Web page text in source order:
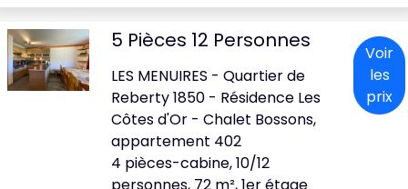
5 Pièces 12 Personnes
LES MENUIRES - Quartier de
Reberty 1850 - Résidence Les
Côtes d'Or - Chalet Bossons,
appartement 402
4 pièces-cabine, 10/12
Voir
les
prix